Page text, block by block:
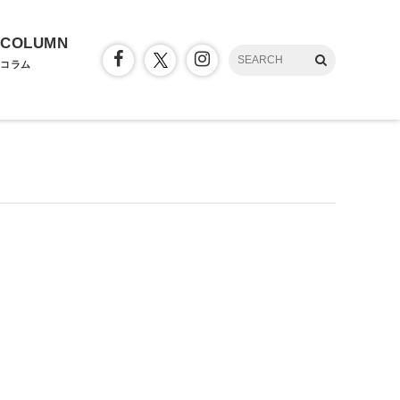
COLUMN
コラム